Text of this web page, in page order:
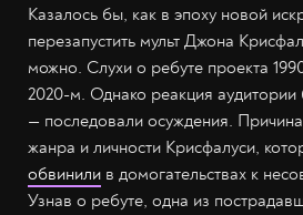
Казалось бы, как в эпоху новой
перезапустить мульт Джона
можно. Слухи о ребуте проекта
2020-м. Однако реакция
— последовали осуждения.
жанра и личности Крисфалуси,
обвинили в домогательствах к
Узнав о ребуте, одна из